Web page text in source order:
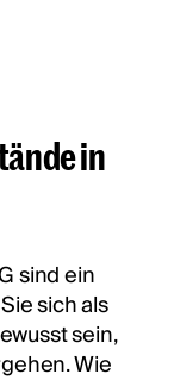
in
sind ein
sich als
sein,
Wie